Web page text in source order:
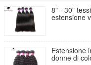
8" - 30"
estensione
Estensione
donne di